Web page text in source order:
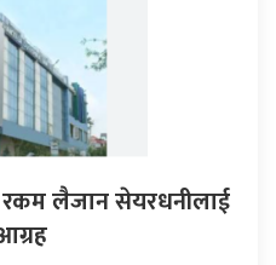
रकम लैजान सेयरधनीलाई